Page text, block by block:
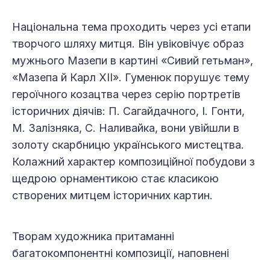
Національна тема проходить через усі етапи
творчого шляху митця. Він увіковічує образ
мужнього Мазепи в картині «Сивий гетьман»,
«Мазепа й Карл ХІІ». Гуменюк порушує тему
героїчного козацтва через серію портретів
історичних діячів: П. Сагайдачного, І. Гонти,
М. Залізняка, С. Наливайка, вони увійшли в
золоту скарбницю українського мистецтва.
Колажний характер композиційної побудови з
щедрою орнаментикою стає класикою
створених митцем історичних картин.
Творам художника притаманні
багатокомпонентні композиції, наповнені